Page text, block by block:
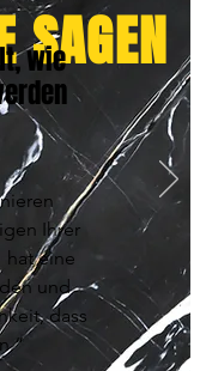
SAGEN
wie
Ihrer
eine
und
dass